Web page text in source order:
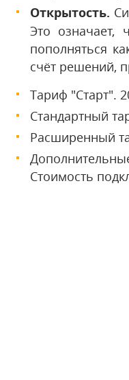
Открытость.
Это означает,
пополняться
счёт решений,
Тариф "Старт".
Стандартный
Расширенный
Стоимость